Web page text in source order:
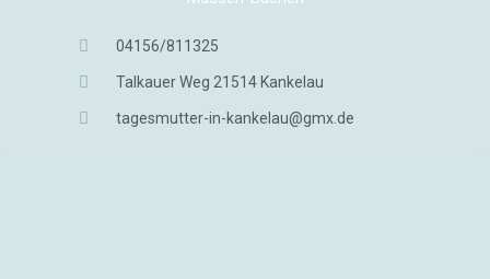
04156/811325
Talkauer Weg 21514 Kankelau
tagesmutter-in-kankelau@gmx.de